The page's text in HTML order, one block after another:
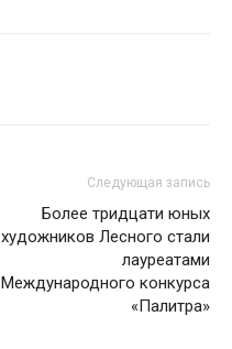
Следующая запись
Более тридцати юных
художников Лесного стали
лауреатами
Международного конкурса
«Палитра»